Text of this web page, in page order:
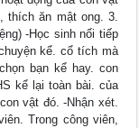
thích ăn mật ong. 3.
-Học sinh nối tiếp
kể. cổ tích mà
bạn kể hay. con
kể lại toàn bài. của
vật đó. -Nhận xét.
Trong công viên,